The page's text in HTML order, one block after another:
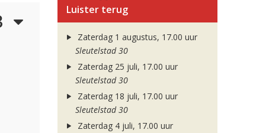
Luister terug
Zaterdag 1 augustus, 17.00 uur
Sleutelstad 30
Zaterdag 25 juli, 17.00 uur
Sleutelstad 30
Zaterdag 18 juli, 17.00 uur
Sleutelstad 30
Zaterdag 4 juli, 17.00 uur